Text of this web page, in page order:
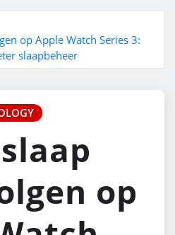
op Apple Watch Series 3:
slaapbeheer
op